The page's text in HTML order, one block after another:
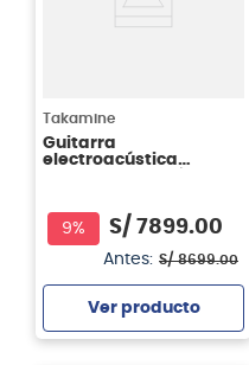
Takamine
Guitarra
electroacústica
9% S/ 7899.00
Antes: S/ 8699.00
Ver producto